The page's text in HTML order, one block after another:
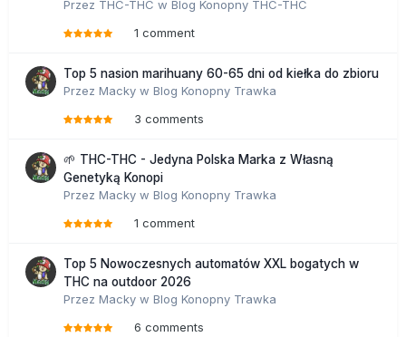
Przez THC-THC w Blog Konopny THC-THC
1 comment
Top 5 nasion marihuany 60-65 dni od kiełka do zbioru
Przez Macky w Blog Konopny Trawka
3 comments
🌱 THC-THC - Jedyna Polska Marka z Własną
Genetyką Konopi
Przez Macky w Blog Konopny Trawka
1 comment
Top 5 Nowoczesnych automatów XXL bogatych w
THC na outdoor 2026
Przez Macky w Blog Konopny Trawka
6 comments